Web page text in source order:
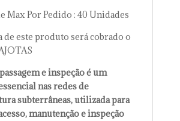
Max Por Pedido : 40 Unidades
de este produto será cobrado o
e inspeção é um
nas redes de
subterrâneas, utilizada para
manutenção e inspeção